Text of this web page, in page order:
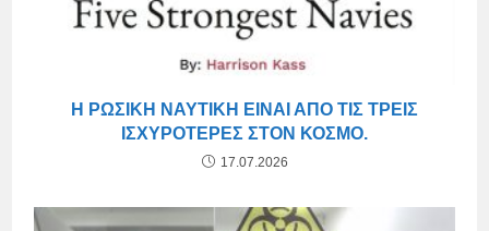
Η ΡΩΣΙΚΉ ΝΑΥΤΙΚΉ ΕΊΝΑΙ ΑΠΌ ΤΙΣ ΤΡΕΙΣ
ΙΣΧΥΡΌΤΕΡΕΣ ΣΤΟΝ ΚΌΣΜΟ.
17.07.2026